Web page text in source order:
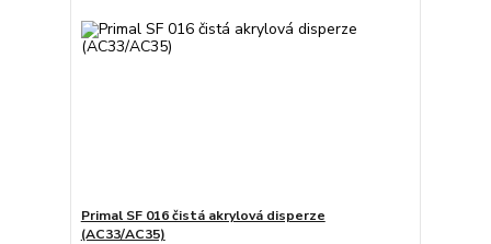
Primal SF 016 čistá akrylová disperze
(AC33/AC35)